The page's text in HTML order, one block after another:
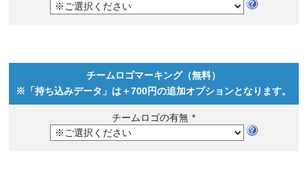
チームロゴマーキング（無料）
※「持ち込みデータ」は＋700円の追加オプションとなります。
チームロゴの有無 *